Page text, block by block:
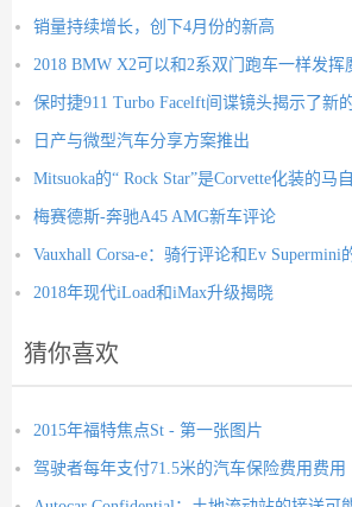
销量持续增长，创下4月份的新高
2018 BMW X2可以和2系双门跑车一样发挥
保时捷911 Turbo Facelft间谍镜头揭示了新
日产与微型汽车分享方案推出
Mitsuoka的“ Rock Star”是Corvette化装的马
梅赛德斯-奔驰A45 AMG新车评论
Vauxhall Corsa-e：骑行评论和Ev Supermini
2018年现代iLoad和iMax升级揭晓
猜你喜欢
2015年福特焦点St - 第一张图片
驾驶者每年支付71.5米的汽车保险费用费用